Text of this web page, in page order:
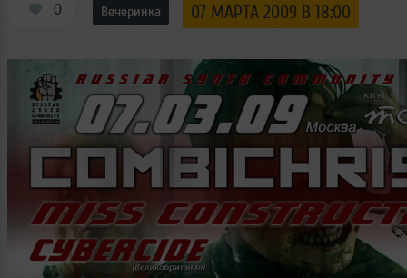
0 Вечеринка 07 МАРТА 2009 В 18:00